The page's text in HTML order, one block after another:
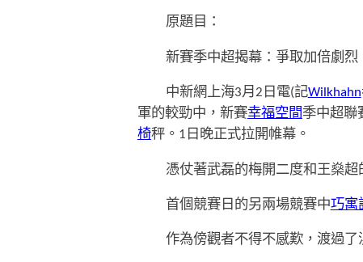
原題目：
新賽季中超揭幕：爭取加倍劇烈
中新網上海3月2日電(記Wilkhahn
軍的較勁中，新賽幸福空間季中超聯
椅秤。1日晚正式拉開帷幕。
憑仗著武磊的梅開二度和王燊
首個競賽日的另兩場競賽中巧寓
作為傍觀者不得不感歎，渡過